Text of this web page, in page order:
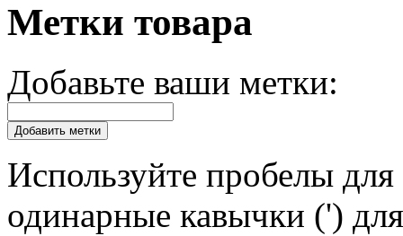
Метки товара
Добавьте ваши метки:
Добавить метки
Используйте пробелы
одинарные кавычки (')